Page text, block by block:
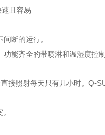
且容易
断的运行。
能齐全的带喷淋和温湿度控
接照射每天只有几小时。Q-